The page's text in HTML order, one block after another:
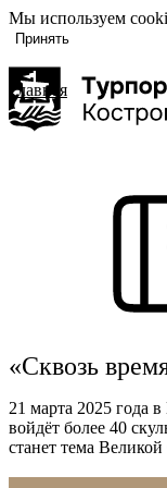
О регионе
О регионе
Журнал
Брендовые
Полезный досуг
Активный
События
Читать новости
Главная
«Сквозь
21 марта 2025 года
войдёт более 40
станет тема
Мы используем
Принять
«Задать
вопрос», вы
с
политикой
обработки
персональных
данных